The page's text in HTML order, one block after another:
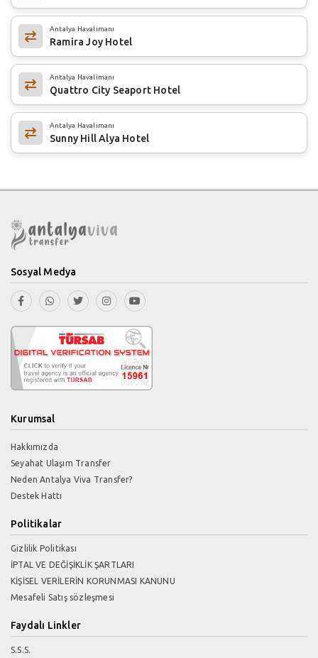
Antalya Havalimanı
Ramira Joy Hotel
Antalya Havalimanı
Quattro City Seaport Hotel
Antalya Havalimanı
Sunny Hill Alya Hotel
Sosyal Medya
Kurumsal
Hakkımızda
Seyahat Ulaşım Transfer
Neden Antalya Viva Transfer?
Destek Hattı
Politikalar
Gizlilik Politikası
İPTAL VE DEĞİŞİKLİK ŞARTLARI
KİŞİSEL VERİLERİN KORUNMASI KANUNU
Mesafeli Satış sözleşmesi
Faydalı Linkler
S.S.S.